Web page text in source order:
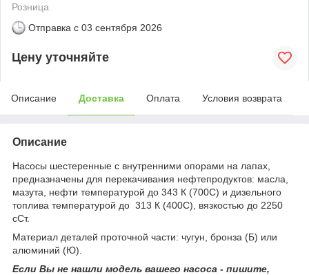
Розница
Отправка с 03 сентября 2026
Цену уточняйте
Описание Доставка Оплата Условия возврата
Описание
Насосы шестеренные с внутренними опорами на лапах,
предназначены для перекачивания нефтепродуктов: масла,
мазута, нефти температурой до 343 К (700С) и дизельного
топлива температурой до 313 К (400С), вязкостью до 2250
сСт.
Материал деталей проточной части: чугун, бронза (Б) или
алюминий (Ю).
Если Вы не нашли модель вашего насоса - пишите,